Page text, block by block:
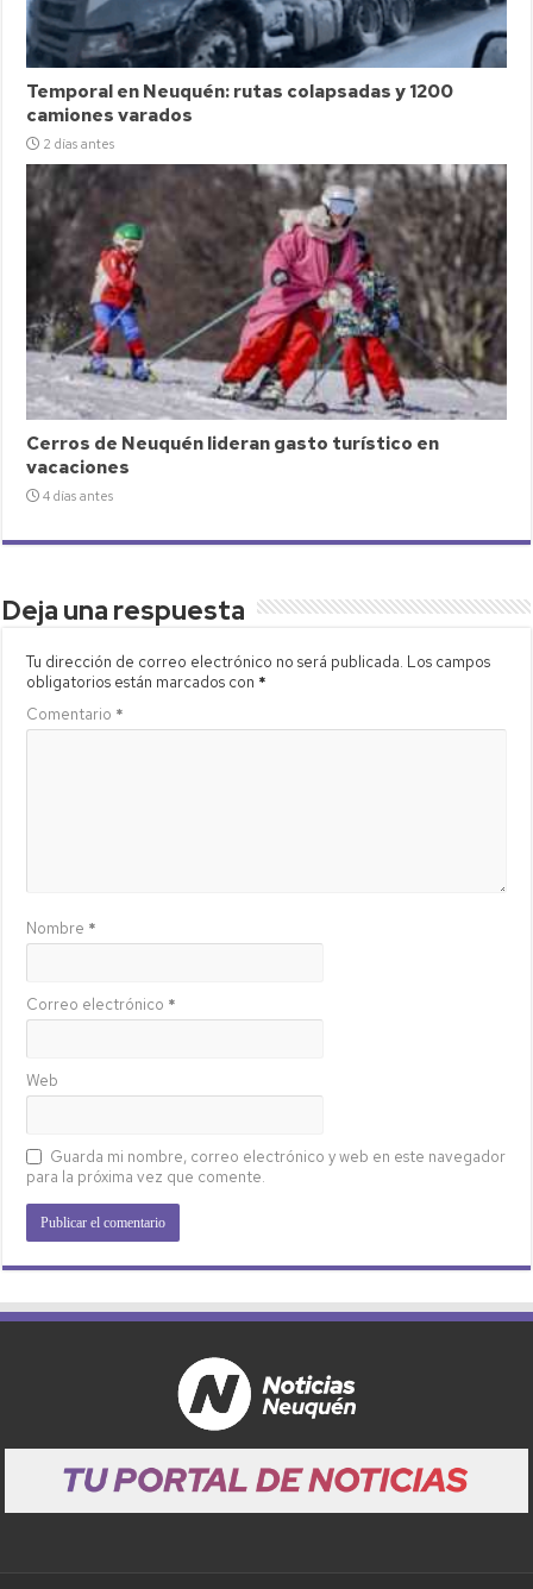
Temporal en Neuquén: rutas colapsadas y 1200
camiones varados
2 días antes
Cerros de Neuquén lideran gasto turístico en
vacaciones
4 días antes
Deja una respuesta
Tu dirección de correo electrónico no será publicada. Los campos
obligatorios están marcados con *
Comentario *
Nombre *
Correo electrónico *
Web
Guarda mi nombre, correo electrónico y web en este navegador
para la próxima vez que comente.